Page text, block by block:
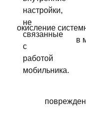
окисление
в